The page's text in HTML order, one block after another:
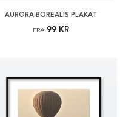
AURORA BOREALIS PLAKAT
FRA 99 KR